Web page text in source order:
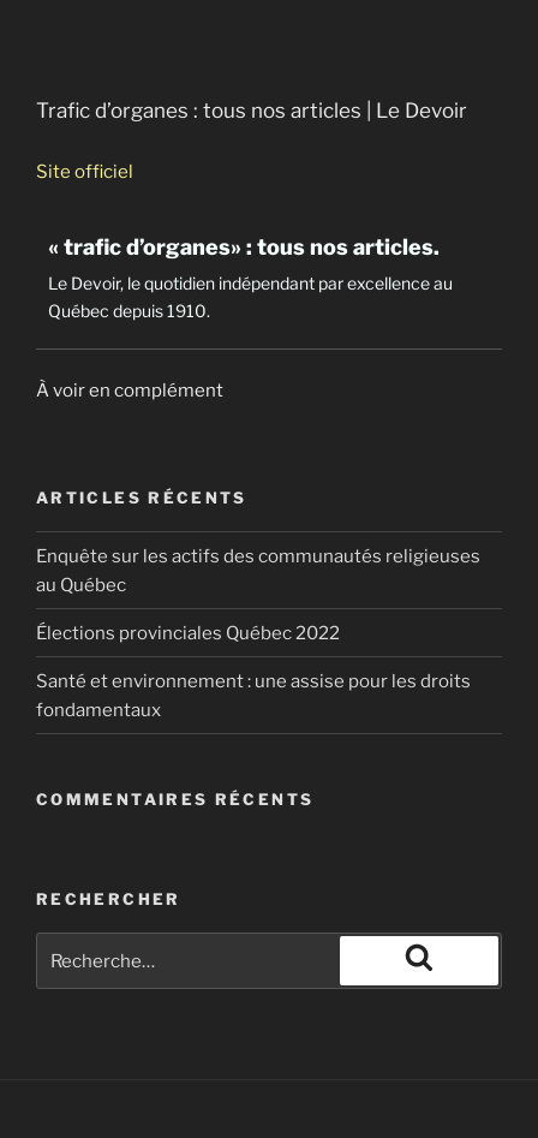
Trafic d’organes : tous nos articles | Le Devoir
Site officiel
« trafic d’organes» : tous nos articles.
Le Devoir, le quotidien indépendant par excellence au
Québec depuis 1910.
À voir en complément
ARTICLES RÉCENTS
Enquête sur les actifs des communautés religieuses
au Québec
Élections provinciales Québec 2022
Santé et environnement : une assise pour les droits
fondamentaux
COMMENTAIRES RÉCENTS
RECHERCHER